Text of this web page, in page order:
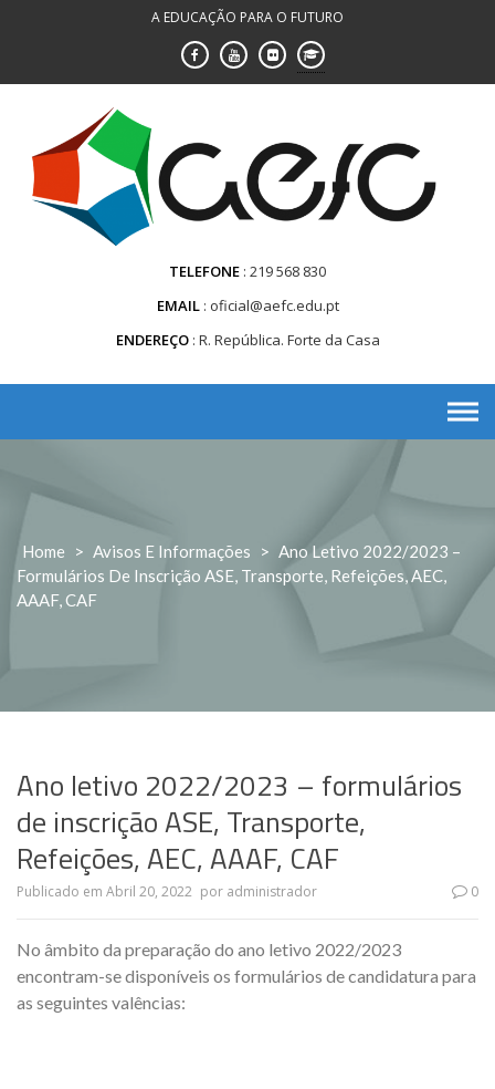
A EDUCAÇÃO PARA O FUTURO
TELEFONE 219 568 830
EMAIL oficial@aefc.edu.pt
ENDEREÇO R. República. Forte da Casa
Home > Avisos E Informações > Ano Letivo 2022/2023 –
Formulários De Inscrição ASE, Transporte, Refeições, AEC,
AAAF, CAF
Ano letivo 2022/2023 – formulários
de inscrição ASE, Transporte,
Refeições, AEC, AAAF, CAF
Publicado em Abril 20, 2022 por administrador 0
No âmbito da preparação do ano letivo 2022/2023
encontram-se disponíveis os formulários de candidatura para
as seguintes valências: